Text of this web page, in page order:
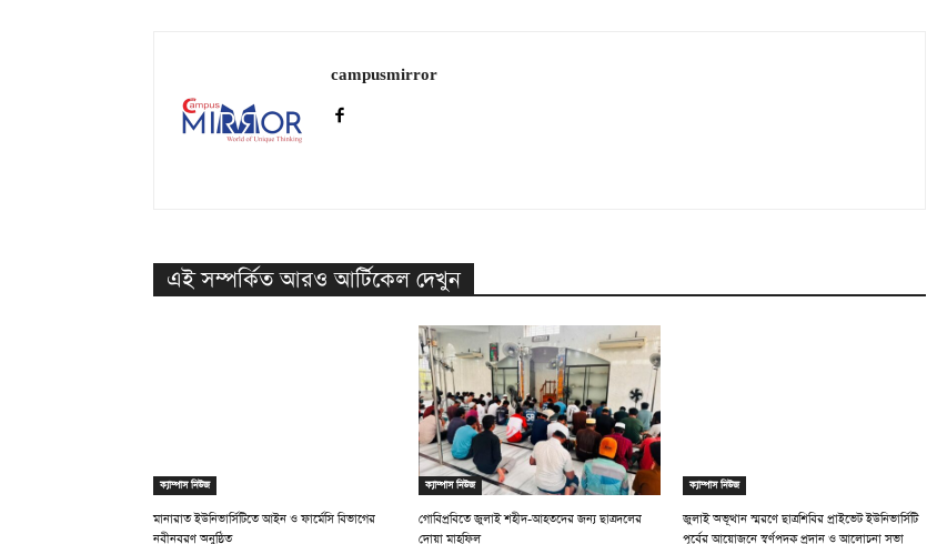
campusmirror
এই সম্পর্কিত আরও আর্টিকেল দেখুন
ক্যাম্পাস নিউজ
মানারাত ইউনিভার্সিটিতে আইন ও ফার্মেসি বিভাগের
নবীনবরণ অনুষ্ঠিত
ক্যাম্পাস নিউজ
গোবিপ্রবিতে জুলাই শহীদ-আহতদের জন্য ছাত্রদলের
দোয়া মাহফিল
ক্যাম্পাস নিউজ
জুলাই অভূত্থান স্মরণে ছাত্রশিবির প্রাইভেট ইউনিভার্সিটি
পূর্বের আয়োজনে স্বর্ণপদক প্রদান ও আলোচনা সভা